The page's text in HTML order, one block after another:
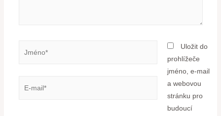
Uložit do
prohlížeče
jméno, e-mail
a webovou
stránku pro
budoucí